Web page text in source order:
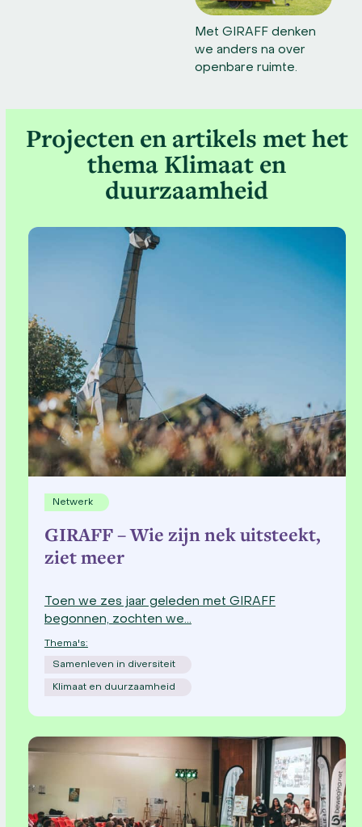
Met GIRAFF denken
we anders na over
openbare ruimte.
Projecten en artikels met het
themaKlimaat en
duurzaamheid
Netwerk
GIRAFF – Wie zijn nek uitsteekt,
ziet meer
Toen we zes jaar geleden met GIRAFF
begonnen, zochten we…
Thema's:
Samenleven in diversiteit
Klimaat en duurzaamheid